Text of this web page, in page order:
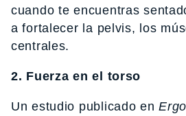
cuando te encuentras
a fortalecer la pelvis, los
centrales.
2. Fuerza en el torso
Un estudio publicado en